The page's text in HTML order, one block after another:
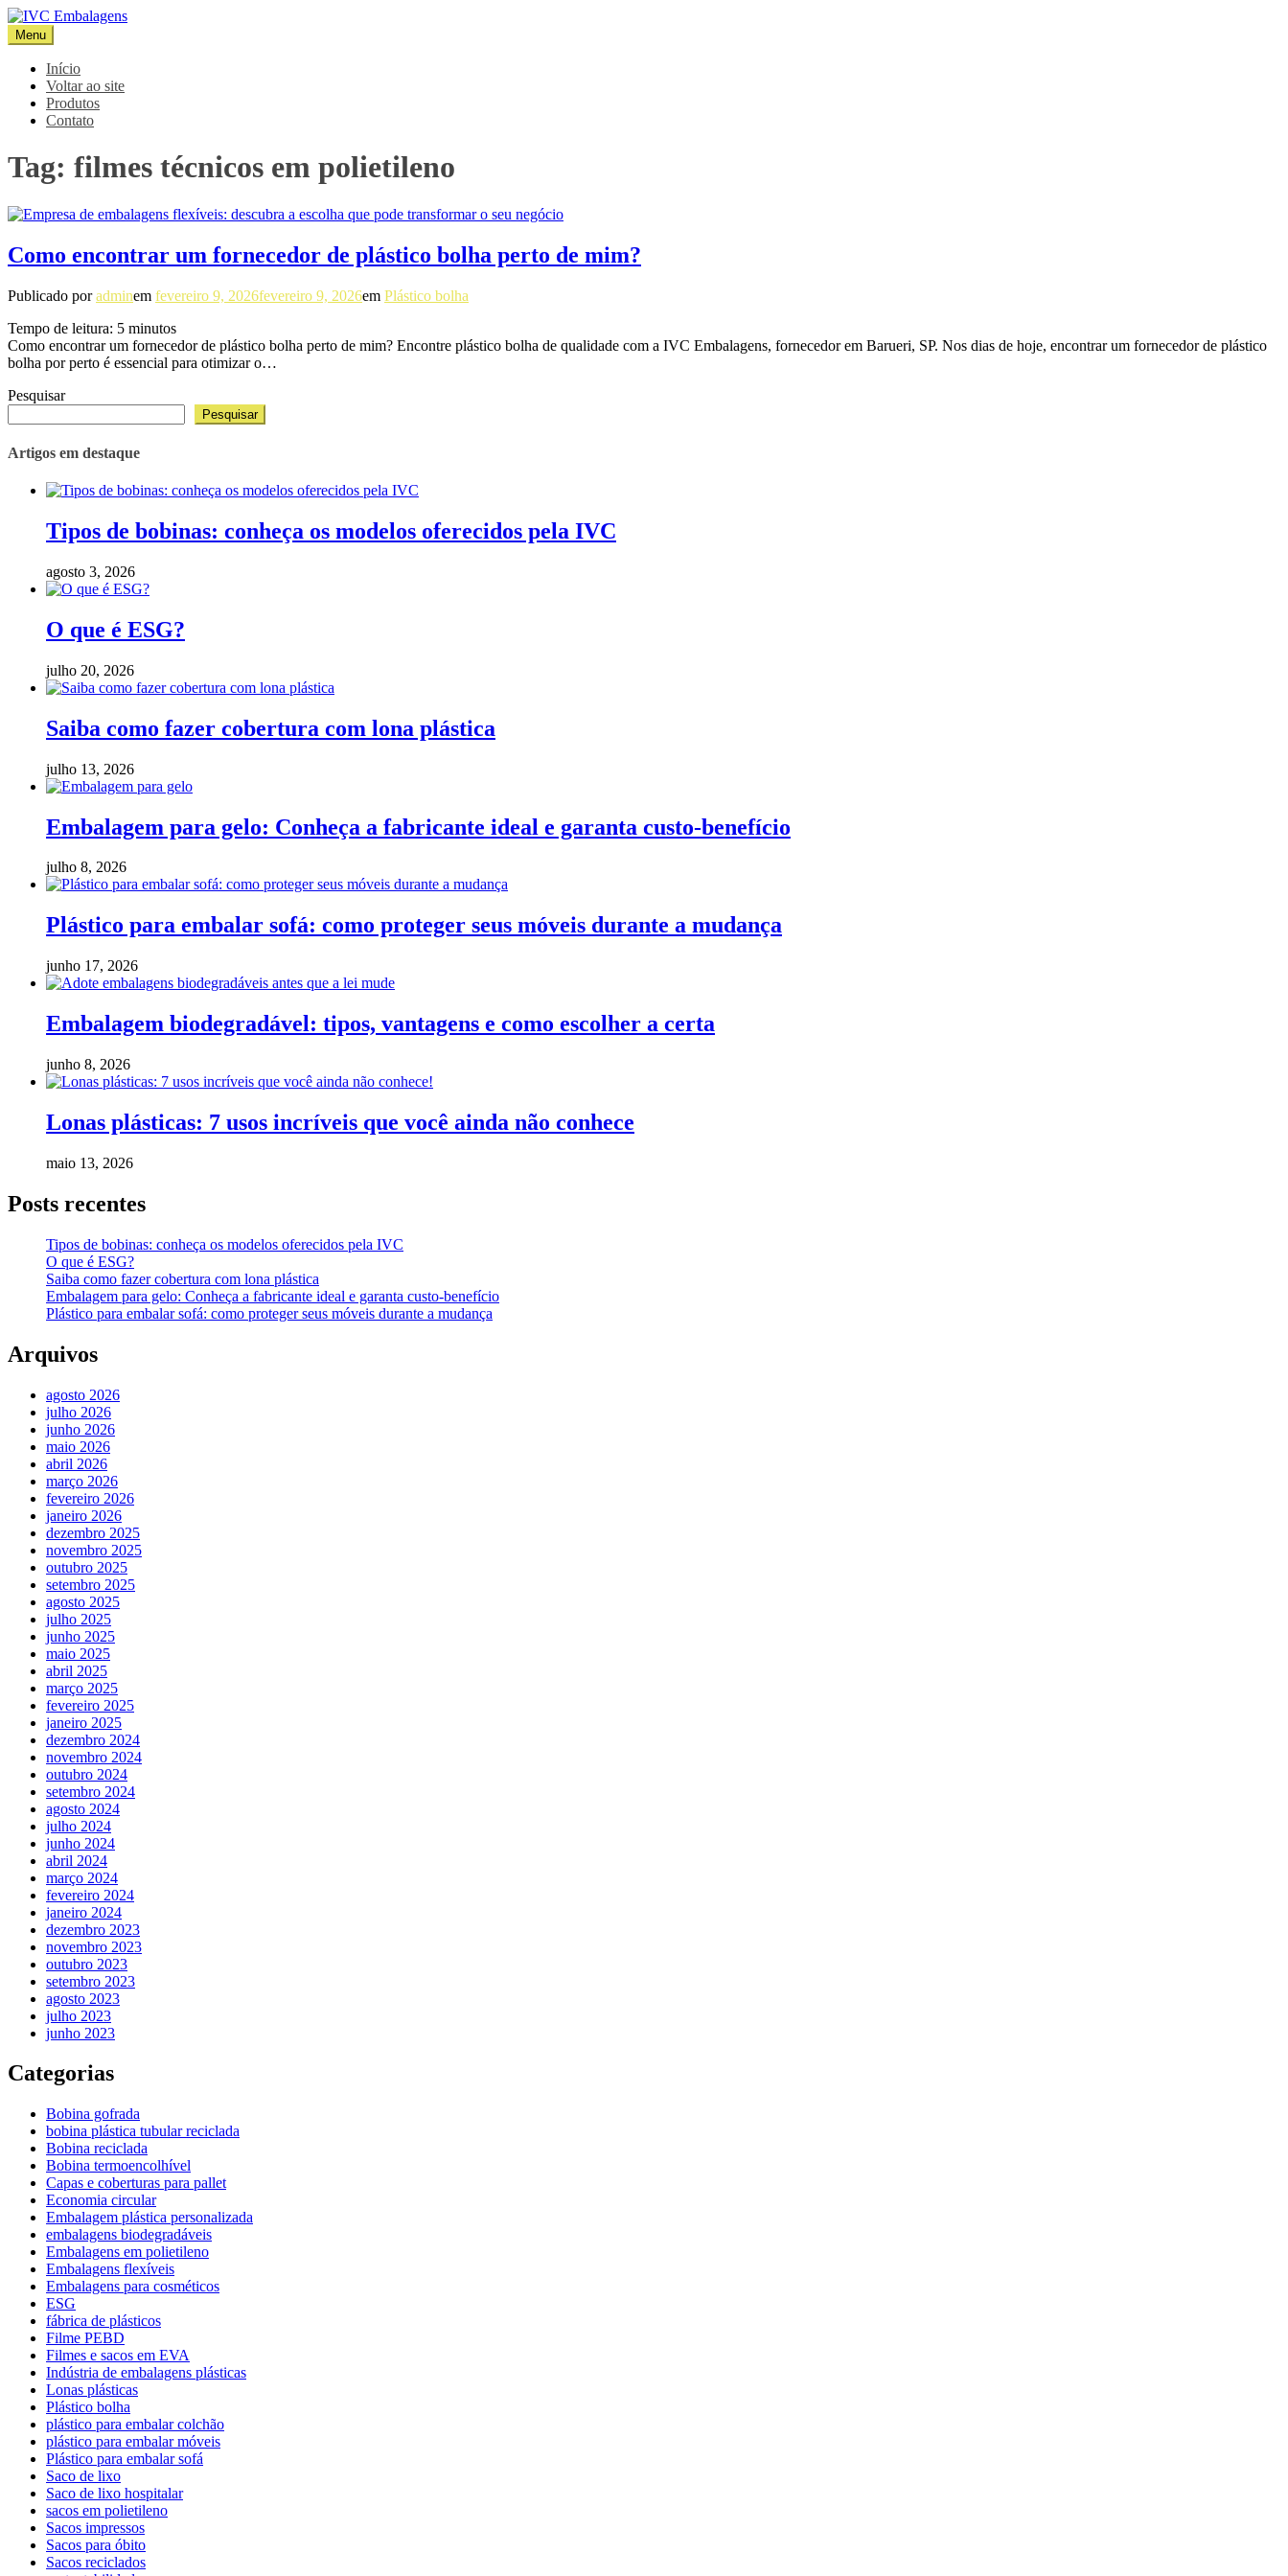
Pular
para
o
conteúdo
IVC Embalagens
Blog IVC
Menu
Início
Voltar ao site
Produtos
Contato
Tag: filmes técnicos em polietileno
Como encontrar um fornecedor de plástico bolha perto de mim?
Publicado poradminem fevereiro 9, 2026fevereiro 9, 2026em Plástico bolha
Tempo de leitura: 5 minutos
Como encontrar um fornecedor de plástico bolha perto de mim? Encontre plástico bolha de qualidade com a IVC Embalagens, fornecedor em Barueri, SP. Nos dias de hoje, encontrar um fornecedor de plástico
bolha por perto é essencial para otimizar o…
Pesquisar
Pesquisar
Artigos em destaque
Tipos de bobinas: conheça os modelos oferecidos pela IVC
agosto 3, 2026
O que é ESG?
julho 20, 2026
Saiba como fazer cobertura com lona plástica
julho 13, 2026
Embalagem para gelo: Conheça a fabricante ideal e garanta custo-benefício
julho 8, 2026
Plástico para embalar sofá: como proteger seus móveis durante a mudança
junho 17, 2026
Embalagem biodegradável: tipos, vantagens e como escolher a certa
junho 8, 2026
Lonas plásticas: 7 usos incríveis que você ainda não conhece
maio 13, 2026
Posts recentes
Tipos de bobinas: conheça os modelos oferecidos pela IVC
O que é ESG?
Saiba como fazer cobertura com lona plástica
Embalagem para gelo: Conheça a fabricante ideal e garanta custo-benefício
Plástico para embalar sofá: como proteger seus móveis durante a mudança
Arquivos
agosto 2026
julho 2026
junho 2026
maio 2026
abril 2026
março 2026
fevereiro 2026
janeiro 2026
dezembro 2025
novembro 2025
outubro 2025
setembro 2025
agosto 2025
julho 2025
junho 2025
maio 2025
abril 2025
março 2025
fevereiro 2025
janeiro 2025
dezembro 2024
novembro 2024
outubro 2024
setembro 2024
agosto 2024
julho 2024
junho 2024
abril 2024
março 2024
fevereiro 2024
janeiro 2024
dezembro 2023
novembro 2023
outubro 2023
setembro 2023
agosto 2023
julho 2023
junho 2023
Categorias
Bobina gofrada
bobina plástica tubular reciclada
Bobina reciclada
Bobina termoencolhível
Capas e coberturas para pallet
Economia circular
Embalagem plástica personalizada
embalagens biodegradáveis
Embalagens em polietileno
Embalagens flexíveis
Embalagens para cosméticos
ESG
fábrica de plásticos
Filme PEBD
Filmes e sacos em EVA
Indústria de embalagens plásticas
Lonas plásticas
Plástico bolha
plástico para embalar colchão
plástico para embalar móveis
Plástico para embalar sofá
Saco de lixo
Saco de lixo hospitalar
sacos em polietileno
Sacos impressos
Sacos para óbito
Sacos reciclados